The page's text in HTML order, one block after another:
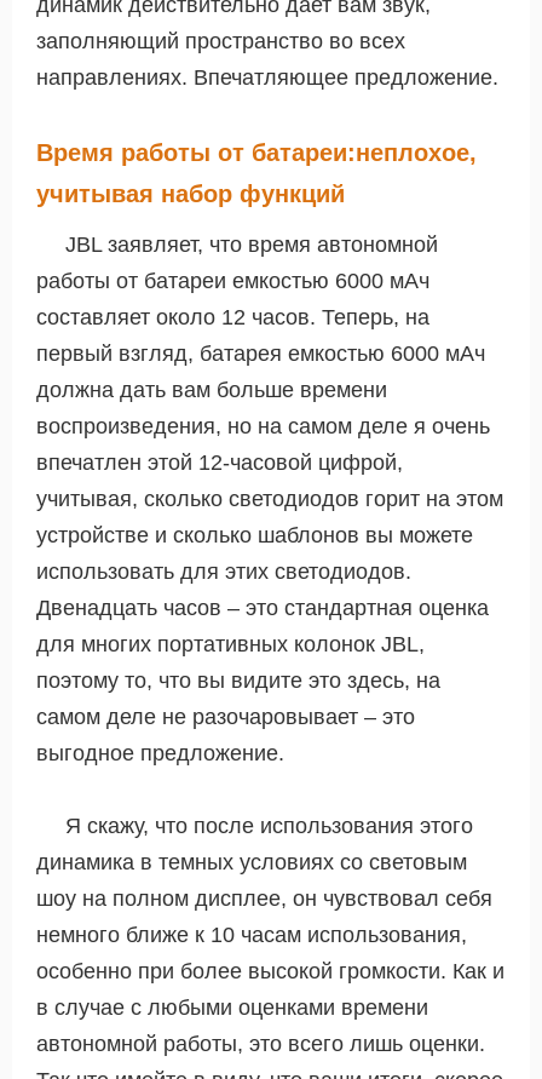
динамик действительно дает вам звук,
заполняющий пространство во всех
направлениях. Впечатляющее предложение.
Время работы от батареи:неплохое,
учитывая набор функций
JBL заявляет, что время автономной
работы от батареи емкостью 6000 мАч
составляет около 12 часов. Теперь, на
первый взгляд, батарея емкостью 6000 мАч
должна дать вам больше времени
воспроизведения, но на самом деле я очень
впечатлен этой 12-часовой цифрой,
учитывая, сколько светодиодов горит на этом
устройстве и сколько шаблонов вы можете
использовать для этих светодиодов.
Двенадцать часов – это стандартная оценка
для многих портативных колонок JBL,
поэтому то, что вы видите это здесь, на
самом деле не разочаровывает – это
выгодное предложение.
Я скажу, что после использования этого
динамика в темных условиях со световым
шоу на полном дисплее, он чувствовал себя
немного ближе к 10 часам использования,
особенно при более высокой громкости. Как и
в случае с любыми оценками времени
автономной работы, это всего лишь оценки.